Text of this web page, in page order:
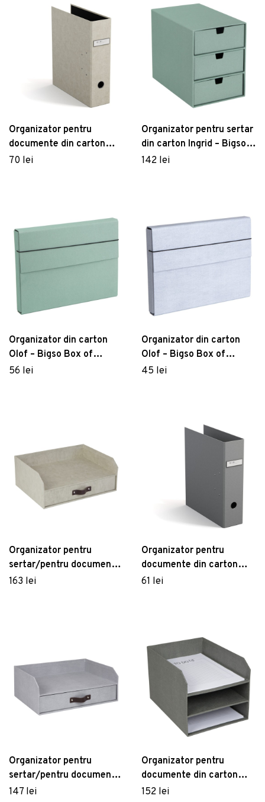
Organizator pentru
documente din carton
Archie – Bigso Box of
70 lei
Organizator pentru sertar
din carton Ingrid – Bigso
Box of Sweden
142 lei
Organizator din carton
Olof – Bigso Box of
Sweden
56 lei
Organizator din carton
Olof – Bigso Box of
Sweden
45 lei
Organizator pentru
sertar/pentru documente
din carton Walter – Bigso
163 lei
Organizator pentru
documente din carton
Archie – Bigso Box of
61 lei
Organizator pentru
sertar/pentru documente
din carton Walter – Bigso
147 lei
Organizator pentru
documente din carton
Trey – Bigso Box of
152 lei